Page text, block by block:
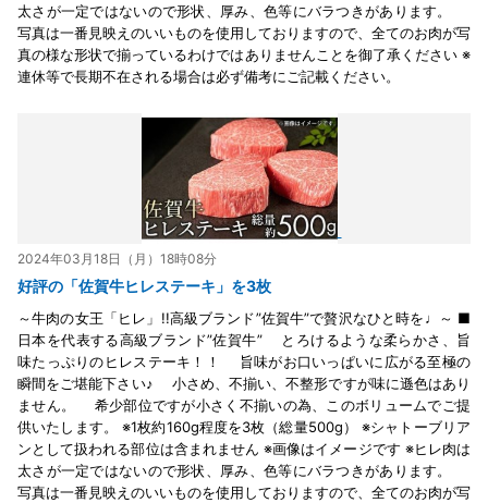
太さが一定ではないので形状、厚み、色等にバラつきがあります。
写真は一番見映えのいいものを使用しておりますので、全てのお肉が写
真の様な形状で揃っているわけではありませんことを御了承ください ※
連休等で長期不在される場合は必ず備考にご記載ください。
2024年03月18日（月）18時08分
好評の「佐賀牛ヒレステーキ」を3枚
～牛肉の女王「ヒレ」!!高級ブランド”佐賀牛”で贅沢なひと時を♩～ ■
日本を代表する高級ブランド”佐賀牛” とろけるような柔らかさ、旨
味たっぷりのヒレステーキ！！ 旨味がお口いっぱいに広がる至極の
瞬間をご堪能下さい♪ 小さめ、不揃い、不整形ですが味に遜色はあり
ません。 希少部位ですが小さく不揃いの為、このボリュームでご提
供いたします。 ※1枚約160g程度を3枚（総量500g） ※シャトーブリア
ンとして扱われる部位は含まれません ※画像はイメージです ※ヒレ肉は
太さが一定ではないので形状、厚み、色等にバラつきがあります。
写真は一番見映えのいいものを使用しておりますので、全てのお肉が写